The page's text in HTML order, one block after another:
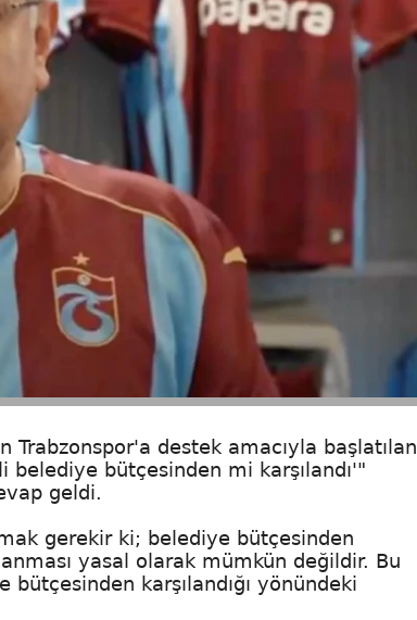
Trabzonspor'a destek amacıyla başlatılan
belediye bütçesinden mi karşılandı'"
geldi.
gerekir ki; belediye bütçesinden
yasal olarak mümkün değildir. Bu
karşılandığı yönündeki